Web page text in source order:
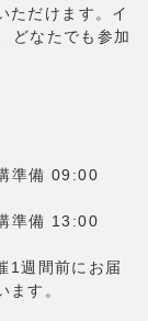
ただけます。イ
どなたでも参加
準備 09:00
準備 13:00
1週間前にお届
す。